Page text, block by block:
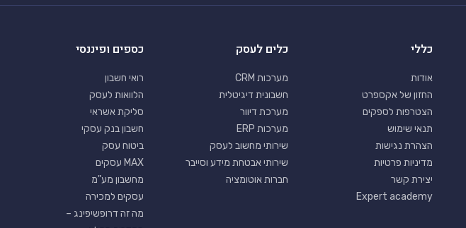
כללי
אודות
החזון של אקספרט
הצטרפות לספקים
תנאי שימוש
הצהרת נגישות
מדיניות פרטיות
יצירת קשר
Expert academy
כלים לעסק
מערכות CRM
חשבונית דיגיטלית
מערכת דיוור
מערכות ERP
שירותי מחשוב לעסק
שירותי אבטחת מידע וסייבר
חברות אוטומציה
כספים ופיננסי
רואי חשבון
הלוואות לעסק
סליקת אשראי
חשבון בנק עסקי
ביטוח עסק
MAX עסקים
מחשבון מע"מ
עסקים למכירה
מה זה דרופשיפינג –